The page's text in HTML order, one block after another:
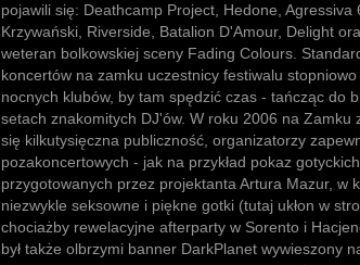
pojawili się: Deathcamp Project, Hedone, Agressiva
Krzywański, Riverside, Batalion D'Amour, Delight
weteran bolkowskiej sceny Fading Colours.
koncertów na zamku uczestnicy festiwalu
nocnych klubów, by tam spędzić czas - tańcząc do
setach znakomitych DJ'ów. W roku 2006 na Zamku
się kilkutysięczna publiczność, organizatorzy
pozakoncertowych - jak na przykład pokaz
przygotowanych przez projektanta Artura Mazur, w
niezwykle seksowne i piękne gotki (tutaj ukłon w
chociażby rewelacyjne afterparty w Sorento i
był także olbrzymi banner DarkPlanet wywieszony